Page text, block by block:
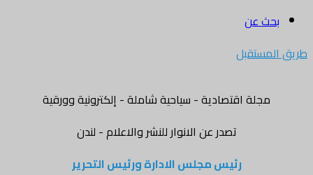
بحث عن
طريق المستقبل
مجلة اقتصادية - سياحية شاملة - إلكترونية وورقية
تصدر عن الانوار للنشر والاعلام - لندن
رئيس مجلس الادارة ورئيس التحرير